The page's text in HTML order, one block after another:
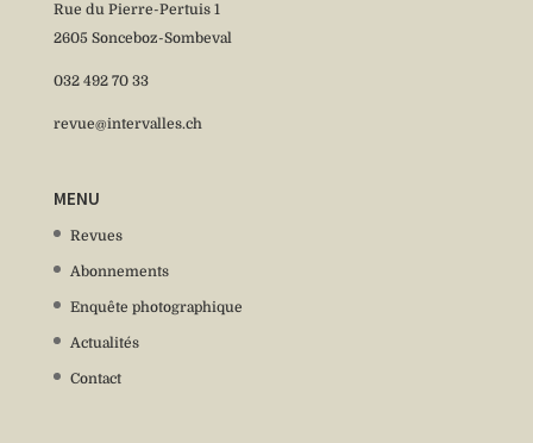
Rue du Pierre-Pertuis 1
2605 Sonceboz-Sombeval
032 492 70 33
revue@intervalles.ch
MENU
Revues
Abonnements
Enquête photographique
Actualités
Contact